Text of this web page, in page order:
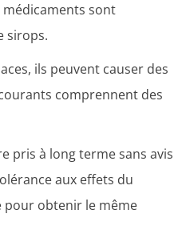
sont
sirops.
ils peuvent causer des
comprennent des
pris à long terme sans avis
aux effets du
pour obtenir le même